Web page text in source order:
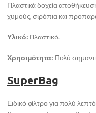
Πλαστικά δοχεία
χυμούς, σιρόπια και
Υλικό: Πλαστικό.
Χρησιμότητα: Πολύ
SuperBag
Ειδικό φίλτρο για πολύ